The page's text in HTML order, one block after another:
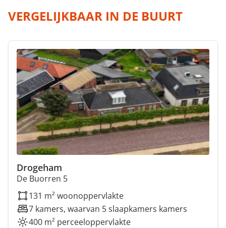
VERGELIJKBAAR IN DE BUURT
Drogeham
De Buorren 5
131 m² woonoppervlakte
7 kamers, waarvan 5 slaapkamers kamers
400 m² perceeloppervlakte